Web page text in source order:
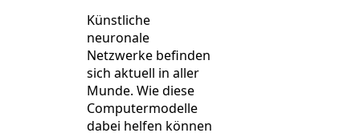
Künstliche
neuronale
Netzwerke befinden
sich aktuell in aller
Munde. Wie diese
Computermodelle
dabei helfen können